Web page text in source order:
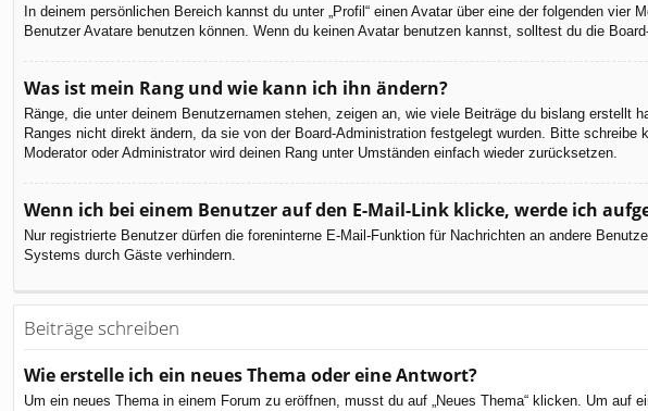
In deinem persönlichen Bereich kannst du unter „Profil“ einen Avatar über eine der folgenden
Benutzer Avatare benutzen können. Wenn du keinen Avatar benutzen kannst, solltest du die
Was ist mein Rang und wie kann ich ihn ändern?
Ränge, die unter deinem Benutzernamen stehen, zeigen an, wie viele Beiträge du bislang
Ranges nicht direkt ändern, da sie von der Board-Administration festgelegt wurden. Bitte
Moderator oder Administrator wird deinen Rang unter Umständen einfach wieder zurücksetzen.
Wenn ich bei einem Benutzer auf den E-Mail-Link klicke, werde ich
Nur registrierte Benutzer dürfen die foreninterne E-Mail-Funktion für Nachrichten an andere
Systems durch Gäste verhindern.
Beiträge schreiben
Wie erstelle ich ein neues Thema oder eine Antwort?
Um ein neues Thema in einem Forum zu eröffnen, musst du auf „Neues Thema“ klicken. Um